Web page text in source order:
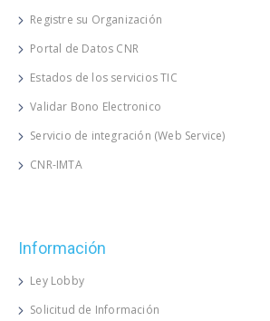
Registre su Organización
Portal de Datos CNR
Estados de los servicios TIC
Validar Bono Electronico
Servicio de integración (Web Service)
CNR-IMTA
Información
Ley Lobby
Solicitud de Información